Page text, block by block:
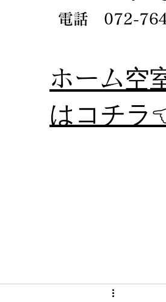
電話 072-
​ホーム空
はコチラ